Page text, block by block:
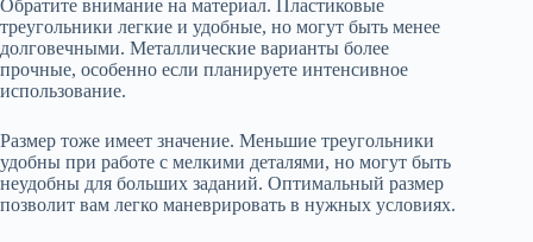
Обратите внимание на материал. Пластиковые
треугольники легкие и удобные, но могут быть менее
долговечными. Металлические варианты более
прочные, особенно если планируете интенсивное
использование.
Размер тоже имеет значение. Меньшие треугольники
удобны при работе с мелкими деталями, но могут быть
неудобны для больших заданий. Оптимальный размер
позволит вам легко маневрировать в нужных условиях.